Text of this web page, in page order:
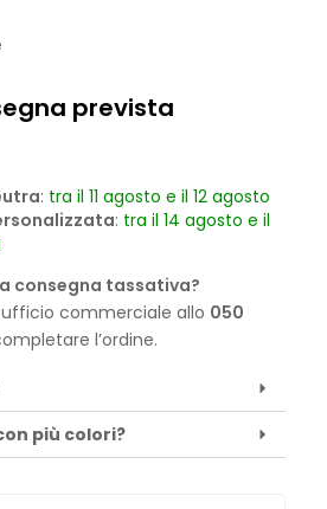
prevista
: tra il 11 agosto e il 12 agosto
: tra il 14 agosto e il
consegna tassativa?
commerciale allo 050
l’ordine.
più colori?